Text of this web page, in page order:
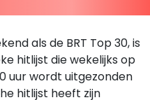
als de BRT Top 30, is
hitlijst die wekelijks op
uur wordt uitgezonden
hitlijst heeft zijn